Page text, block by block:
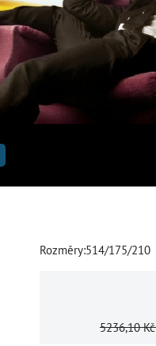
Rozměry:514/175/210
5236,10 Kč